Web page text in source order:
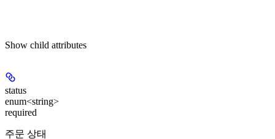
Show child attributes
status
enum<string>
required
주문 상태